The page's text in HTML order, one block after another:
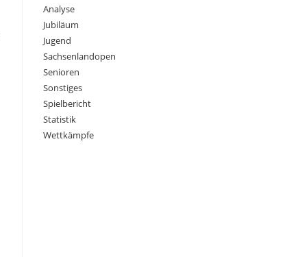
Analyse
Jubiläum
Jugend
Sachsenlandopen
Senioren
Sonstiges
Spielbericht
Statistik
Wettkämpfe